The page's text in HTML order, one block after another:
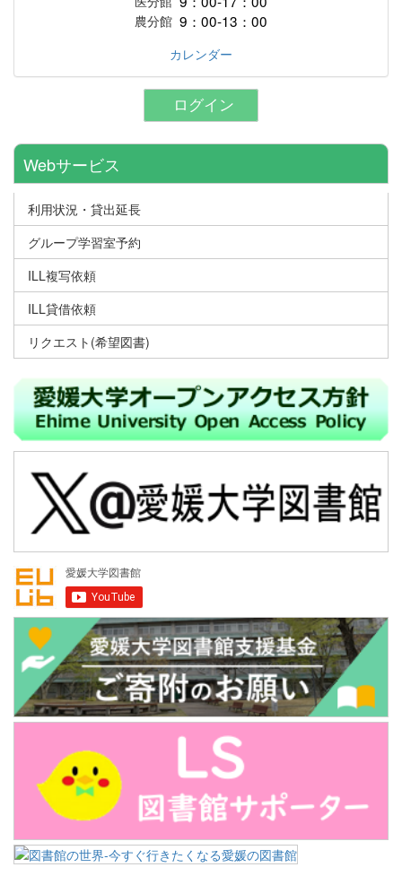
農分館 9：00-13：00
カレンダー
ログイン
Webサービス
利用状況・貸出延長
グループ学習室予約
ILL複写依頼
ILL貸借依頼
リクエスト(希望図書)